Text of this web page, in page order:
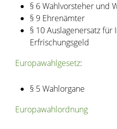
§ 6 Wahlvorsteher und
§ 9 Ehrenämter
§ 10 Auslagenersatz
Erfrischungsgeld
Europawahlgesetz:
§ 5 Wahlorgane
Europawahlordnung